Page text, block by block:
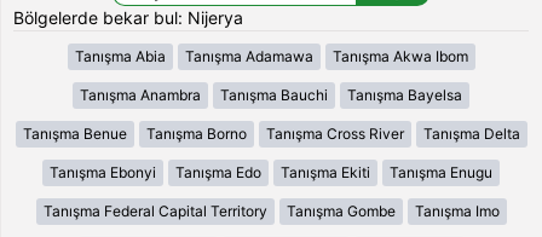
Bölgelerde bekar bul: Nijerya
Tanışma Abia Tanışma Adamawa Tanışma Akwa Ibom
Tanışma Anambra Tanışma Bauchi Tanışma Bayelsa
Tanışma Benue Tanışma Borno Tanışma Cross River Tanışma Delta
Tanışma Ebonyi Tanışma Edo Tanışma Ekiti Tanışma Enugu
Tanışma Federal Capital Territory Tanışma Gombe Tanışma Imo